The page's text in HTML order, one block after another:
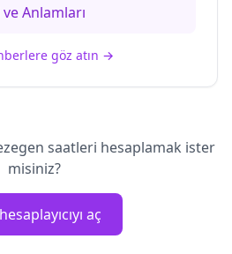
Anlamları
göz atın →
saatleri hesaplamak ister
misiniz?
aç